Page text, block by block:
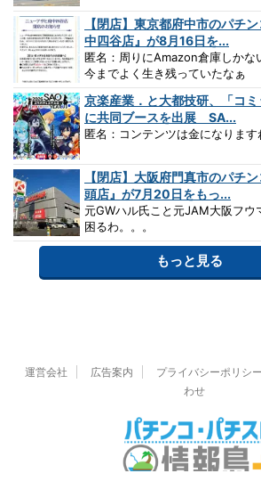
【閉店】東京都府中市のパチ
中四谷店』が8月16日を...
匿名：周りにAmazon倉庫しかな
今までよく生き残っていたなぁ
京楽産業．と大都技研、「コ
に共同ブースを出展 SA...
匿名：コンテンツは金になります
【閉店】大阪府門真市のパチ
頭店』が7月20日をもっ...
元GWハル氏こと元JAM大阪フ
困るわ。。。
もっと見る
運営会社 広告案内 プライバシーポリシ
わせ